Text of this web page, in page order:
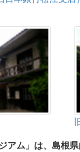
アム」は、島根